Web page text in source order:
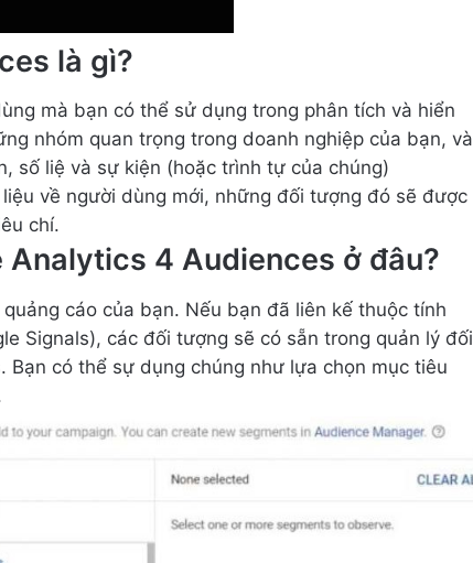
là gì?
mà bạn có thể sử dụng trong phân tích và hiển
nhóm quan trọng trong doanh nghiệp của bạn, và
số liệ và sự kiện (hoặc trình tự của chúng)
về người dùng mới, những đối tượng đó sẽ được
chí.
Analytics 4 Audiences ở đâu?
cáo của bạn. Nếu bạn đã liên kế thuộc tính
Signals), các đối tượng sẽ có sẵn trong quản lý đối
có thể sự dụng chúng như lựa chọn mục tiêu